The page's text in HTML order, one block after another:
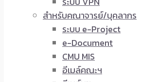
สำหรับคณาจารย์/บุคลากร
ระบบ e-Project
e-Document
CMU MIS
อีเมล์คณะฯ